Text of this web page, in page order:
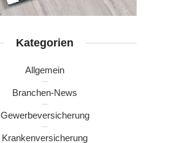
Kategorien
Allgemein
Branchen-News
Gewerbeversicherung
Krankenversicherung